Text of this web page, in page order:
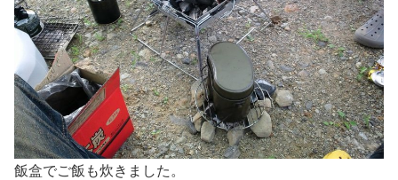
飯盒でご飯も炊きました。